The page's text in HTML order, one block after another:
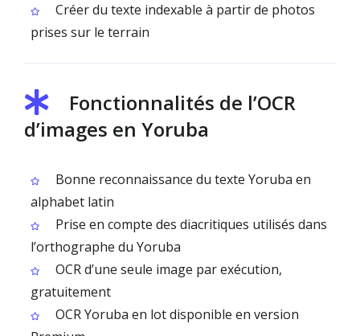
Créer du texte indexable à partir de photos
prises sur le terrain
Fonctionnalités de l’OCR
d’images en Yoruba
Bonne reconnaissance du texte Yoruba en
alphabet latin
Prise en compte des diacritiques utilisés dans
l’orthographe du Yoruba
OCR d’une seule image par exécution,
gratuitement
OCR Yoruba en lot disponible en version